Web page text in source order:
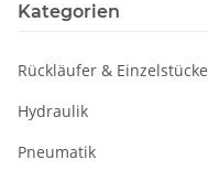
Kategorien
Rückläufer & Einzelstücke
Hydraulik
Pneumatik